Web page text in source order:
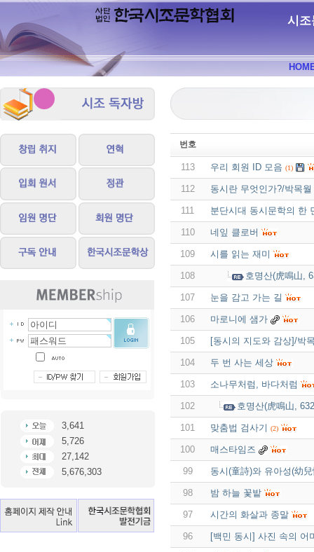
시조
3,641
5,726
27,142
5,676,303
번호
113 우리 회원 ID 모음 (1)
112 동시란 무엇인가?/박목월
111 분단시대 동시문학의 한
110 네잎 클로버
109 시를 읽는 재미
108 호명산(虎鳴山,
107 눈을 감고 가는 길
106 마로니에 샘가
105 [동시의 지도와 감상]/박
104 두 번 사는 세상
103 소나무처럼, 바다처럼
102 호명산(虎鳴山,
101 맞춤법 검사기 (2)
100 매스타임즈
99 동시(童詩)와 유아성(幼
98 밤 하늘 꽃밭
97 시간의 화살과 종말
96 [백민 동시] 사진 속의 어